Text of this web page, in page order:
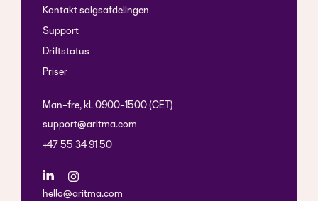
Kontakt salgsafdelingen
Support
Driftstatus
Priser
Man-fre, kl. 0900-1500 (CET)
support@aritma.com
+47 55 34 91 50
hello@aritma.com